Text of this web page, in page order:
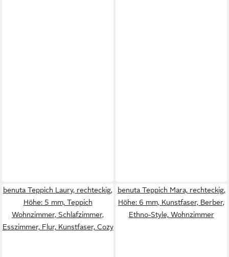
benuta Teppich Laury, rechteckig,
Höhe: 5 mm, Teppich
Wohnzimmer, Schlafzimmer,
Esszimmer, Flur, Kunstfaser, Cozy
benuta Teppich Mara, rechteckig,
Höhe: 6 mm, Kunstfaser, Berber,
Ethno-Style, Wohnzimmer